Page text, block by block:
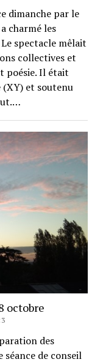
dimanche par le
charmé les
spectacle mêlait
collectives et
poésie. Il était
et soutenu
octobre
des
séance de conseil